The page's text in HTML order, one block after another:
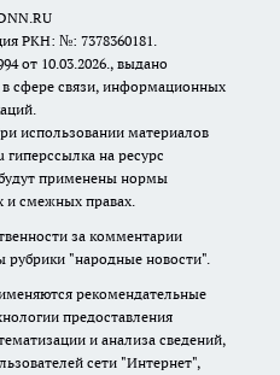
РКН: №: 7378360181.
от 10.03.2026., выдано
сфере связи, информационных
использовании материалов
на ресурс
применены нормы
и смежных правах.
за комментарии
рубрики "народные новости".
рекомендательные
предоставления
и анализа сведений,
сети "Интернет",